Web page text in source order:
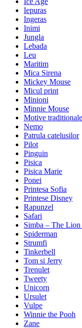
Iepuras
Ingeras
Inimi
Jungla
Lebada
Leu
Maritim
Mica Sirena
Mickey Mouse
Micul print
Minioni
Minnie Mouse
Motive traditionale
Nemo
Patrula catelusilor
Pilot
Pinguin
Pisica
Pisica Marie
Ponei
Printesa Sofia
Printese Disney
Rapunzel
Safari
Simba – The
Spiderman
Strumfi
Tinkerbell
Tom si Jerry
Trenulet
Tweety
Unicorn
Ursulet
Vulpe
Winnie the Pooh
Zane